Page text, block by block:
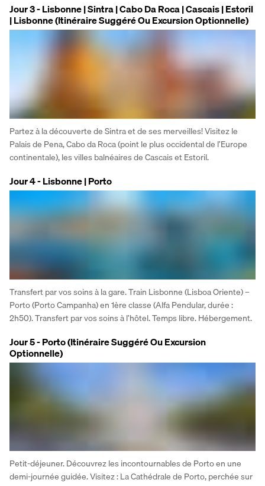
Jour 3 - Lisbonne | Sintra | Cabo Da Roca | Cascais | Estoril
| Lisbonne (Itinéraire Suggéré Ou Excursion Optionnelle)
Partez à la découverte de Sintra et de ses merveilles! Visitez le
Palais de Pena, Cabo da Roca (point le plus occidental de l’Europe
continentale), les villes balnéaires de Cascais et Estoril.
Jour 4 - Lisbonne | Porto
Transfert par vos soins à la gare. Train Lisbonne (Lisboa Oriente) –
Porto (Porto Campanha) en 1ère classe (Alfa Pendular, durée :
2h50). Transfert par vos soins à l’hôtel. Temps libre. Hébergement.
Jour 5 - Porto (Itinéraire Suggéré Ou Excursion
Optionnelle)
Petit-déjeuner. Découvrez les incontournables de Porto en une
demi-journée guidée. Visitez : La Cathédrale de Porto, perchée sur